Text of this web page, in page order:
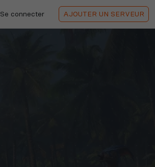
Se connecter AJOUTER UN SERVEUR